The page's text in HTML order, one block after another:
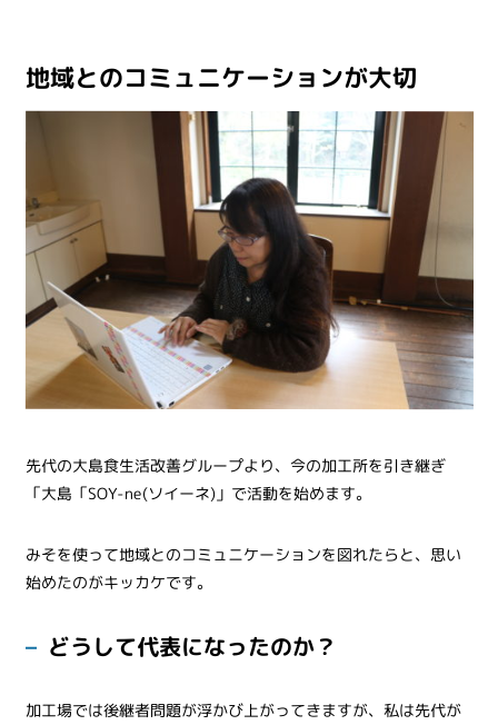
地域とのコミュニケーションが大切
先代の大島食生活改善グループより、今の加工所を引き継ぎ
「大島「SOY-ne(ソイーネ)」で活動を始めます。
みそを使って地域とのコミュニケーションを図れたらと、思い
始めたのがキッカケです。
どうして代表になったのか？
加工場では後継者問題が浮かび上がってきますが、私は先代が